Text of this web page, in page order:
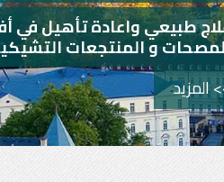
طبيعي واعادة تأهيل في
و المنتجعات
المزيد